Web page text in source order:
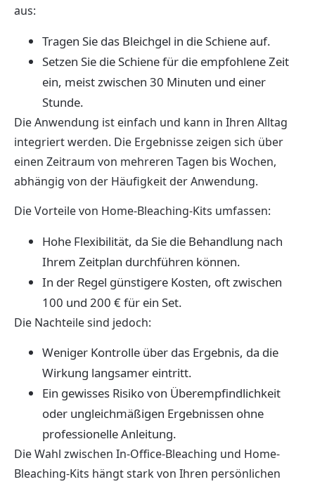
aus:
Tragen Sie das Bleichgel in die Schiene auf.
Setzen Sie die Schiene für die empfohlene Zeit
ein, meist zwischen 30 Minuten und einer
Stunde.
Die Anwendung ist einfach und kann in Ihren Alltag
integriert werden. Die Ergebnisse zeigen sich über
einen Zeitraum von mehreren Tagen bis Wochen,
abhängig von der Häufigkeit der Anwendung.
Die Vorteile von Home-Bleaching-Kits umfassen:
Hohe Flexibilität, da Sie die Behandlung nach
Ihrem Zeitplan durchführen können.
In der Regel günstigere Kosten, oft zwischen
100 und 200 € für ein Set.
Die Nachteile sind jedoch:
Weniger Kontrolle über das Ergebnis, da die
Wirkung langsamer eintritt.
Ein gewisses Risiko von Überempfindlichkeit
oder ungleichmäßigen Ergebnissen ohne
professionelle Anleitung.
Die Wahl zwischen In-Office-Bleaching und Home-
Bleaching-Kits hängt stark von Ihren persönlichen